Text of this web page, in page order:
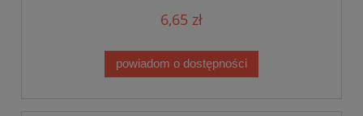
6,65 zł
powiadom o dostępności